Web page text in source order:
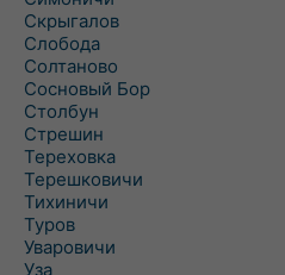
Скрыгалов
Слобода
Солтаново
Сосновый Бор
Столбун
Стрешин
Тереховка
Терешковичи
Тихиничи
Туров
Уваровичи
Уза